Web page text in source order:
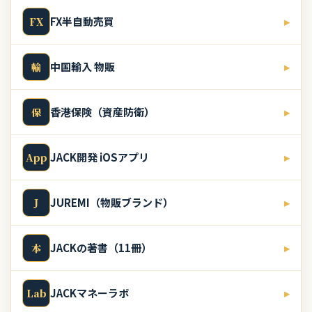
FX FX半自動売買 ▸
輸 中国輸入 物販 ▸
保 香港保険（資産防衛） ▸
App JACK開発 iOSアプリ ▸
J JUREMI（物販ブランド） ▸
本 JACKの著書（11冊） ▸
Lab JACKマネーラボ ▸